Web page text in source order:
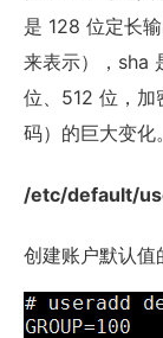
是 128 位定长
来表示），sha
位、512 位，加
码）的巨大变化。
/etc/default/
创建账户默认值